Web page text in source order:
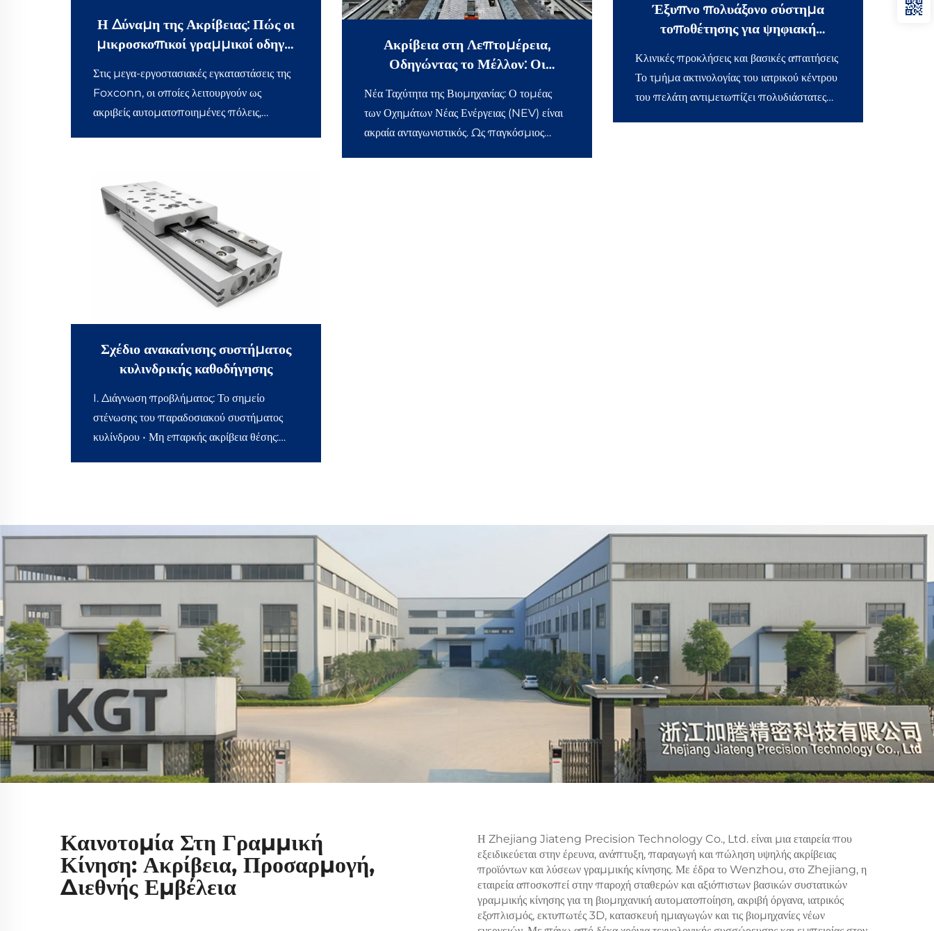
Η Δύναμη της Ακρίβειας: Πώς οι
μικροσκοπικοί γραμμικοί οδηγοί
γραμμές παραγωγής iPhone της
Foxconn
Στις μεγα-εργοστασιακές εγκαταστάσεις της
Foxconn, οι οποίες λειτουργούν ως
ακριβείς αυτοματοποιημένες πόλεις,
λεπτό, κάθε μέρα. Η υποστήριξη αυτής της
παγκόσμιας κλάσης παραγωγής 3C
(Υπολογιστές, Επικοινωνίες και
Καταναλωτικά Ηλεκτρονικά)...
Ακρίβεια στη Λεπτομέρεια,
Οδηγώντας το Μέλλον: Οι
Οδηγοί KGT Επιταχύνουν την
Έξυπνη Παραγωγή της BYD
Νέα Ταχύτητα της Βιομηχανίας: Ο τομέας
των Οχημάτων Νέας Ενέργειας (NEV) είναι
ακραία ανταγωνιστικός. Ως παγκόσμιος
Έξυπνο πολυάξονο σύστημα
τοποθέτησης για ψηφιακή
Κλινικές προκλήσεις και βασικές απαιτήσεις
Το τμήμα ακτινολογίας του ιατρικού κέντρου
του πελάτη αντιμετωπίζει πολυδιάστατες
Σχέδιο ανακαίνισης συστήματος
κυλινδρικής καθοδήγησης
I. Διάγνωση προβλήματος: Το σημείο
στένωσης του παραδοσιακού συστήματος
κυλίνδρου • Μη επαρκής ακρίβεια θέσης:
Καινοτομία Στη Γραμμική
Κίνηση: Ακρίβεια, Προσαρμογή,
Διεθνής Εμβέλεια
Η Zhejiang Jiateng Precision Technology Co., Ltd. είναι μια εταιρεία που
εξειδικεύεται στην έρευνα, ανάπτυξη, παραγωγή και πώληση υψηλής ακρίβειας
προϊόντων και λύσεων γραμμικής κίνησης. Με έδρα το Wenzhou, στο Zhejiang, η
εταιρεία αποσκοπεί στην παροχή σταθερών και αξιόπιστων βασικών συστατικών
γραμμικής κίνησης για τη βιομηχανική αυτοματοποίηση, ακριβή όργανα, ιατρικός
εξοπλισμός, εκτυπωτές 3D, κατασκευή ημιαγωγών και τις βιομηχανίες νέων